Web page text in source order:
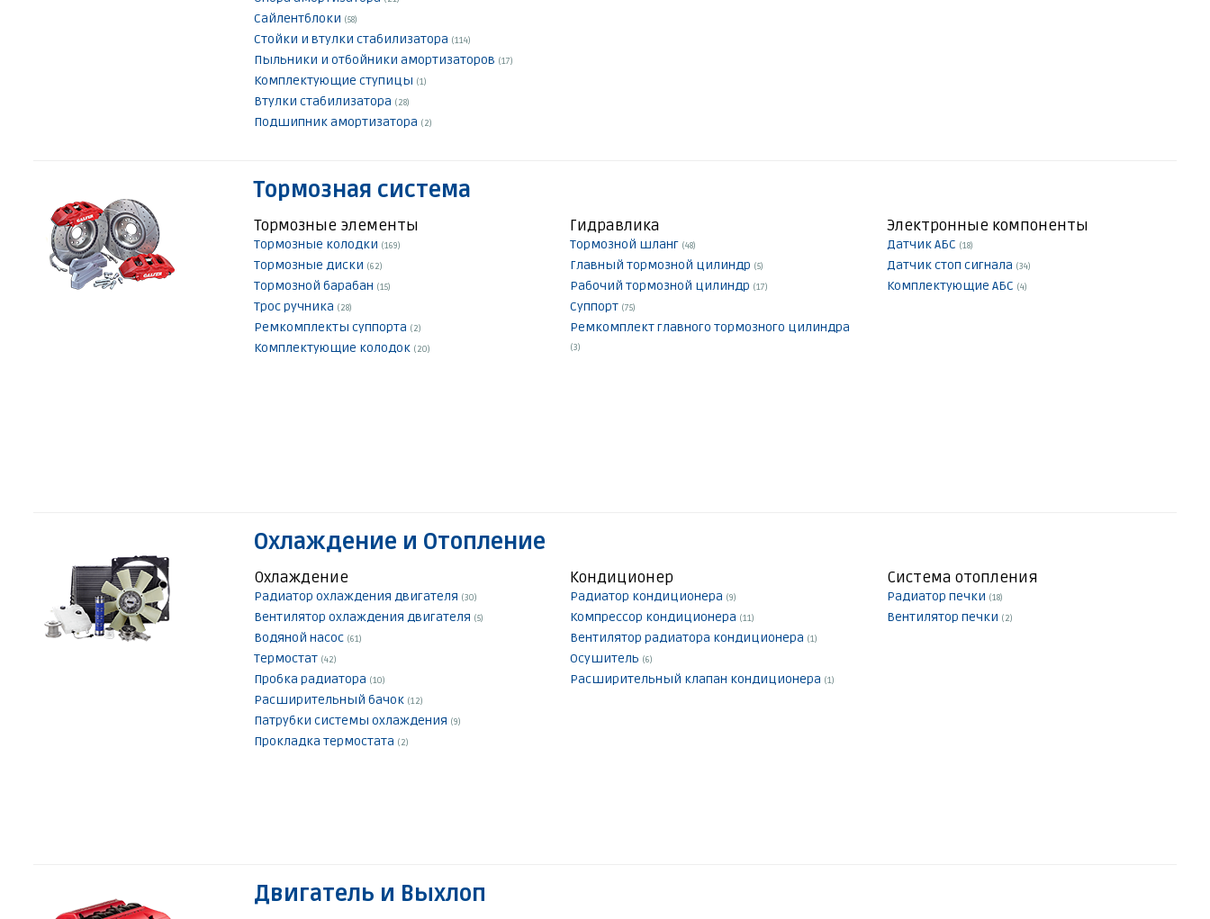
Сайлентблоки (58)
Стойки и втулки стабилизатора (114)
Пыльники и отбойники амортизаторов (17)
Комплектующие ступицы (1)
Втулки стабилизатора (28)
Подшипник амортизатора (2)
Тормозная система
Тормозные элементы
Тормозные колодки (169)
Тормозные диски (62)
Тормозной барабан (15)
Трос ручника (28)
Ремкомплекты суппорта (2)
Комплектующие колодок (20)
Гидравлика
Тормозной шланг (48)
Главный тормозной цилиндр (5)
Рабочий тормозной цилиндр (17)
Суппорт (75)
Ремкомплект главного тормозного цилиндра
(3)
Электронные компоненты
Датчик АБС (18)
Датчик стоп сигнала (34)
Комплектующие АБС (4)
Охлаждение и Отопление
Охлаждение
Радиатор охлаждения двигателя (30)
Вентилятор охлаждения двигателя (5)
Водяной насос (61)
Термостат (42)
Пробка радиатора (10)
Расширительный бачок (12)
Патрубки системы охлаждения (9)
Прокладка термостата (2)
Кондиционер
Радиатор кондиционера (9)
Компрессор кондиционера (11)
Вентилятор радиатора кондиционера (1)
Осушитель (6)
Расширительный клапан кондиционера (1)
Система отопления
Радиатор печки (18)
Вентилятор печки (2)
Двигатель и Выхлоп